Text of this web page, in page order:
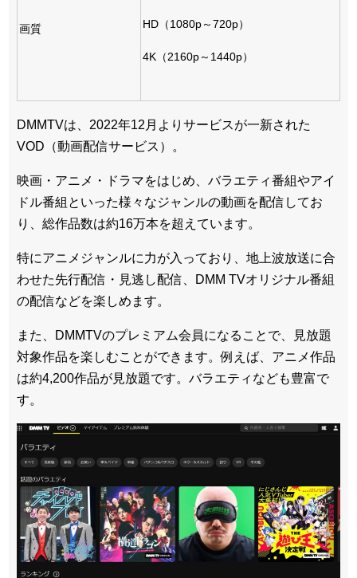
画質 HD（1080p～720p）
4K（2160p～1440p）
DMMTVは、2022年12月よりサービスが一新された
VOD（動画配信サービス）。
映画・アニメ・ドラマをはじめ、バラエティ番組やアイ
ドル番組といった様々なジャンルの動画を配信してお
り、総作品数は約16万本を超えています。
特にアニメジャンルに力が入っており、地上波放送に合
わせた先行配信・見逃し配信、DMM TVオリジナル番組
の配信などを楽しめます。
また、DMMTVのプレミアム会員になることで、見放題
対象作品を楽しむことができます。例えば、アニメ作品
は約4,200作品が見放題です。バラエティなども豊富で
す。